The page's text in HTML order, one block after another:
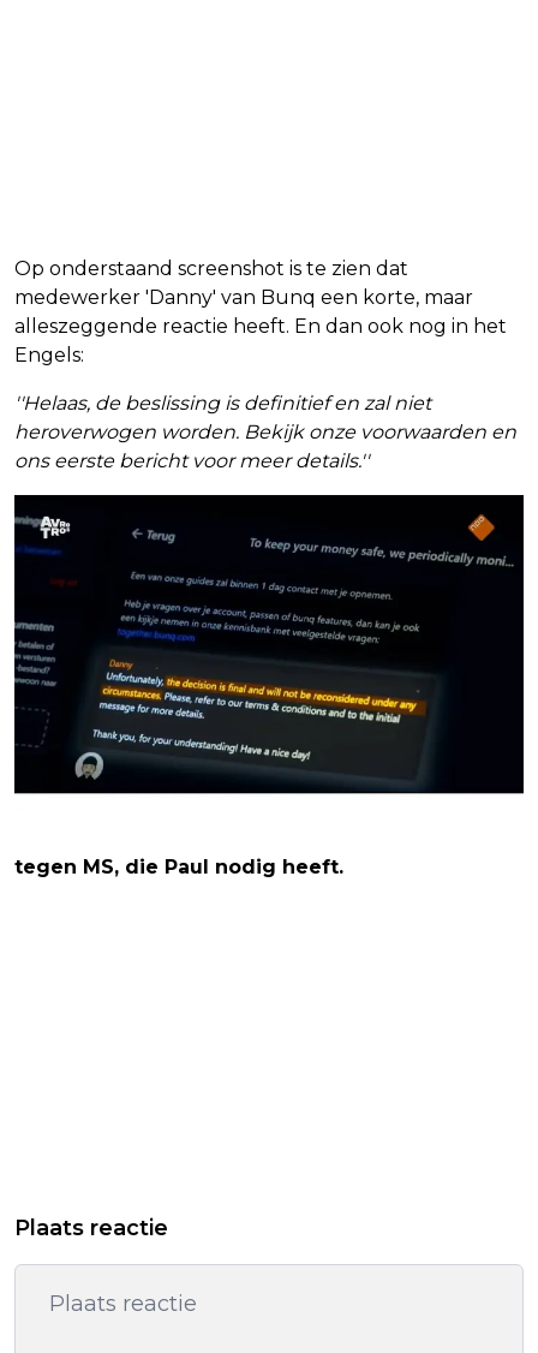
Op onderstaand screenshot is te zien dat
medewerker 'Danny' van Bunq een korte, maar
alleszeggende reactie heeft. En dan ook nog in het
Engels:
''Helaas, de beslissing is definitief en zal niet
heroverwogen worden. Bekijk onze voorwaarden en
ons eerste bericht voor meer details.''
tegen MS, die Paul nodig heeft.
Plaats reactie